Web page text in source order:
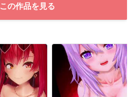
この作品を見る